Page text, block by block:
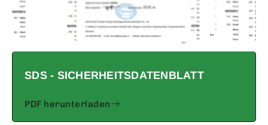
SDS - SICHERHEITSDATENBLATT
PDF herunterladen